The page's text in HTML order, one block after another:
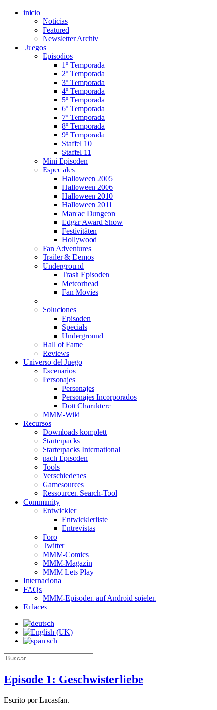
inicio
Noticias
Featured
Newsletter Archiv
Juegos
Episodios
1º Temporada
2º Temporada
3º Temporada
4º Temporada
5º Temporada
6º Temporada
7º Temporada
8º Temporada
9º Temporada
Staffel 10
Staffel 11
Mini Episoden
Especiales
Halloween 2005
Halloween 2006
Halloween 2010
Halloween 2011
Maniac Dungeon
Edgar Award Show
Festivitäten
Hollywood
Fan Adventures
Trailer & Demos
Underground
Trash Episoden
Meteorhead
Fan Movies
Soluciones
Episoden
Specials
Underground
Hall of Fame
Reviews
Universo del Juego
Escenarios
Personajes
Personajes
Personajes Incorporados
Dott Charaktere
MMM-Wiki
Recursos
Downloads komplett
Starterpacks
Starterpacks International
nach Episoden
Tools
Verschiedenes
Gamesources
Ressourcen Search-Tool
Community
Entwickler
Entwicklerliste
Entrevistas
Foro
Twitter
MMM-Comics
MMM-Magazin
MMM Lets Play
Internacional
FAQs
MMM-Episoden auf Android spielen
Enlaces
Episode 1: Geschwisterliebe
Escrito por Lucasfan.